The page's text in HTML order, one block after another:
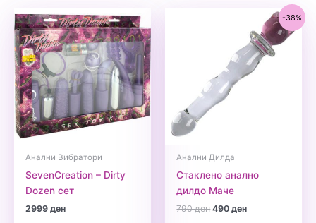
Анални Вибратори
SevenCreation – Dirty
Dozen сет
2999ден
-38%
Анални Дилда
Стакленo анално
дилдо Маче
790денOriginal
490денCurrent